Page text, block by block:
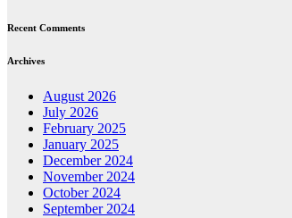
Recent Comments
Archives
August 2026
July 2026
February 2025
January 2025
December 2024
November 2024
October 2024
September 2024